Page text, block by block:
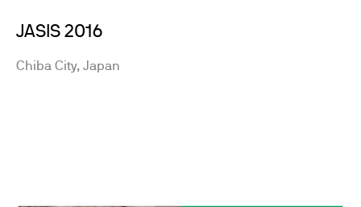
JASIS 2016
Chiba City, Japan